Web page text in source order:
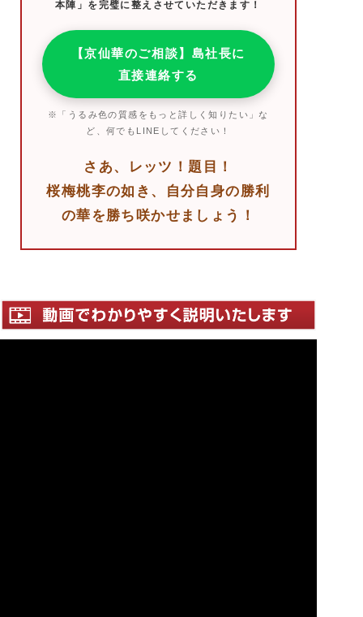
本陣」を完璧に整えさせていただきます！
【京仙華のご相談】島社長に
直接連絡する
※「うるみ色の質感をもっと詳しく知りたい」な
ど、何でもLINEしてください！
さあ、レッツ！題目！
桜梅桃李の如き、自分自身の勝利
の華を勝ち咲かせましょう！